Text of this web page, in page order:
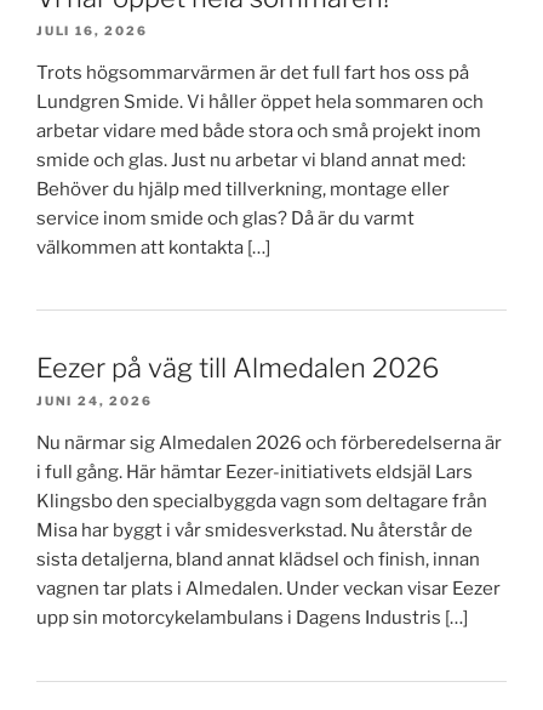
JULI 16, 2026
Trots högsommarvärmen är det full fart hos oss på
Lundgren Smide. Vi håller öppet hela sommaren och
arbetar vidare med både stora och små projekt inom
smide och glas. Just nu arbetar vi bland annat med:
Behöver du hjälp med tillverkning, montage eller
service inom smide och glas? Då är du varmt
välkommen att kontakta […]
Eezer på väg till Almedalen 2026
JUNI 24, 2026
Nu närmar sig Almedalen 2026 och förberedelserna är
i full gång. Här hämtar Eezer-initiativets eldsjäl Lars
Klingsbo den specialbyggda vagn som deltagare från
Misa har byggt i vår smidesverkstad. Nu återstår de
sista detaljerna, bland annat klädsel och finish, innan
vagnen tar plats i Almedalen. Under veckan visar Eezer
upp sin motorcykelambulans i Dagens Industris […]